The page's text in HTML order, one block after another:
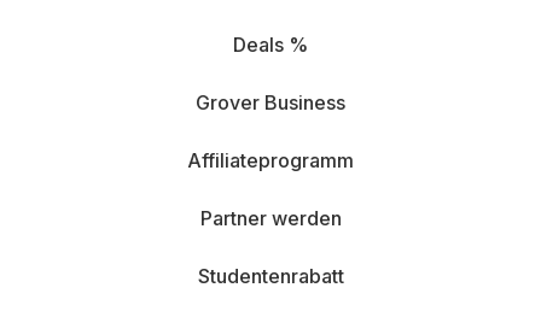
Deals %
Grover Business
Affiliateprogramm
Partner werden
Studentenrabatt